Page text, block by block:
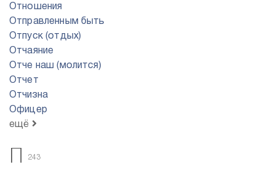
Отношения
Отправленным быть
Отпуск (отдых)
Отчаяние
Отче наш (молится)
Отчет
Отчизна
Офицер
ещё
П 243